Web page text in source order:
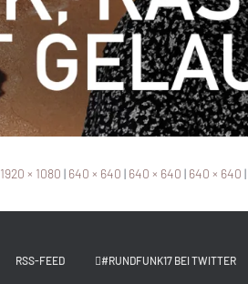
1920 × 1080 | 640 × 640 | 640 × 640 | 640 × 640 |
RSS-FEED #RUNDFUNK17 BEI TWITTER